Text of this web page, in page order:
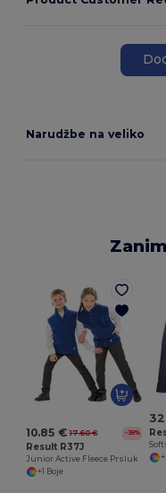
Narudžbe na veliko
10.85 € 17.60 € -38%
Result R37J
Junior Active Fleece Prsluk
+1 Boje